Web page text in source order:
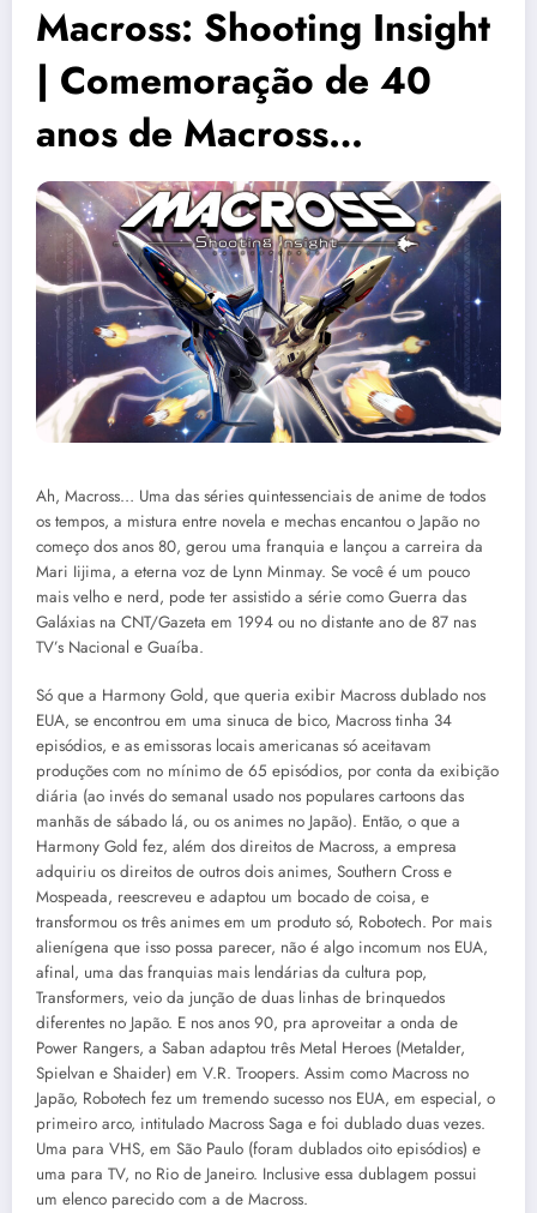
Macross: Shooting Insight
| Comemoração de 40
anos de Macross…
Ah, Macross… Uma das séries quintessenciais de anime de todos
os tempos, a mistura entre novela e mechas encantou o Japão no
começo dos anos 80, gerou uma franquia e lançou a carreira da
Mari Iijima, a eterna voz de Lynn Minmay. Se você é um pouco
mais velho e nerd, pode ter assistido a série como Guerra das
Galáxias na CNT/Gazeta em 1994 ou no distante ano de 87 nas
TV’s Nacional e Guaíba.
Só que a Harmony Gold, que queria exibir Macross dublado nos
EUA, se encontrou em uma sinuca de bico, Macross tinha 34
episódios, e as emissoras locais americanas só aceitavam
produções com no mínimo de 65 episódios, por conta da exibição
diária (ao invés do semanal usado nos populares cartoons das
manhãs de sábado lá, ou os animes no Japão). Então, o que a
Harmony Gold fez, além dos direitos de Macross, a empresa
adquiriu os direitos de outros dois animes, Southern Cross e
Mospeada, reescreveu e adaptou um bocado de coisa, e
transformou os três animes em um produto só, Robotech. Por mais
alienígena que isso possa parecer, não é algo incomum nos EUA,
afinal, uma das franquias mais lendárias da cultura pop,
Transformers, veio da junção de duas linhas de brinquedos
diferentes no Japão. E nos anos 90, pra aproveitar a onda de
Power Rangers, a Saban adaptou três Metal Heroes (Metalder,
Spielvan e Shaider) em V.R. Troopers. Assim como Macross no
Japão, Robotech fez um tremendo sucesso nos EUA, em especial, o
primeiro arco, intitulado Macross Saga e foi dublado duas vezes.
Uma para VHS, em São Paulo (foram dublados oito episódios) e
uma para TV, no Rio de Janeiro. Inclusive essa dublagem possui
um elenco parecido com a de Macross.